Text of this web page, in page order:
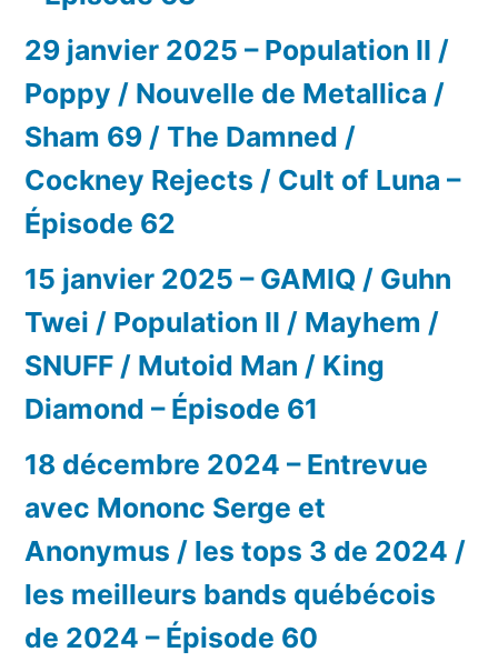
29 janvier 2025 – Population II /
Poppy / Nouvelle de Metallica /
Sham 69 / The Damned /
Cockney Rejects / Cult of Luna –
Épisode 62
15 janvier 2025 – GAMIQ / Guhn
Twei / Population II / Mayhem /
SNUFF / Mutoid Man / King
Diamond – Épisode 61
18 décembre 2024 – Entrevue
avec Mononc Serge et
Anonymus / les tops 3 de 2024 /
les meilleurs bands québécois
de 2024 – Épisode 60